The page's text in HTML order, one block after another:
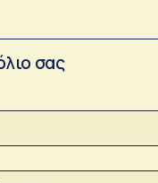
σας